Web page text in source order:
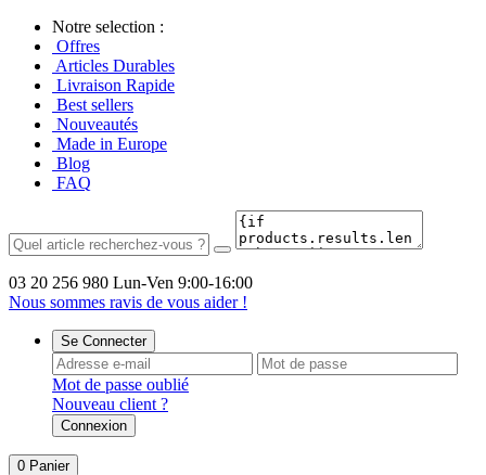
Notre selection :
Offres
Articles Durables
Livraison Rapide
Best sellers
Nouveautés
Made in Europe
Blog
FAQ
03 20 256 980 Lun-Ven 9:00-16:00
Nous sommes ravis de vous aider !
Se Connecter
Mot de passe oublié
Nouveau client ?
Connexion
0 Panier